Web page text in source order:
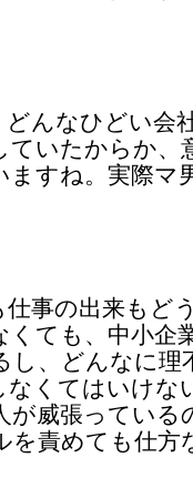
んなひどい会
ていたからか、
すね。実際マ
仕事の出来もど
くても、中小企
し、どんなに理
なくてはいけな
が威張っている
を責めても仕方